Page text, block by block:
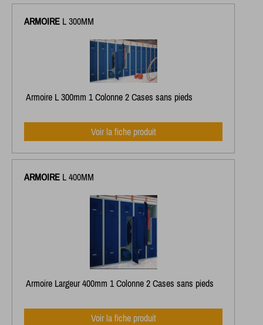
ARMOIRE L 300MM
Armoire L 300mm 1 Colonne 2 Cases sans pieds
Voir la fiche produit
ARMOIRE L 400MM
Armoire Largeur 400mm 1 Colonne 2 Cases sans pieds
Voir la fiche produit